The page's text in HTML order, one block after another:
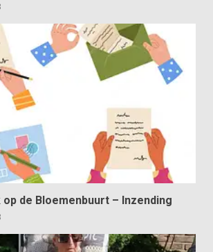
op de Bloemenbuurt – Inzending